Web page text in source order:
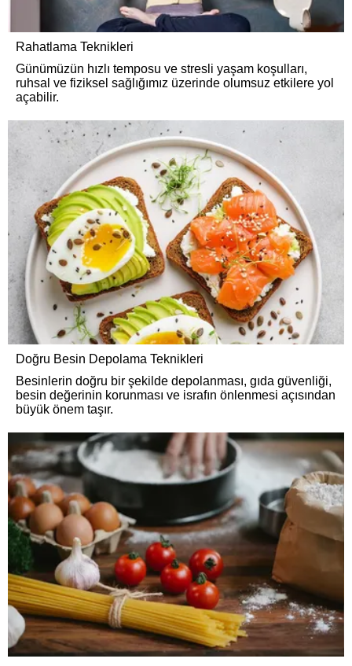
Rahatlama Teknikleri
Günümüzün hızlı temposu ve stresli yaşam koşulları,
ruhsal ve fiziksel sağlığımız üzerinde olumsuz etkilere yol
açabilir.
Doğru Besin Depolama Teknikleri
Besinlerin doğru bir şekilde depolanması, gıda güvenliği,
besin değerinin korunması ve israfın önlenmesi açısından
büyük önem taşır.